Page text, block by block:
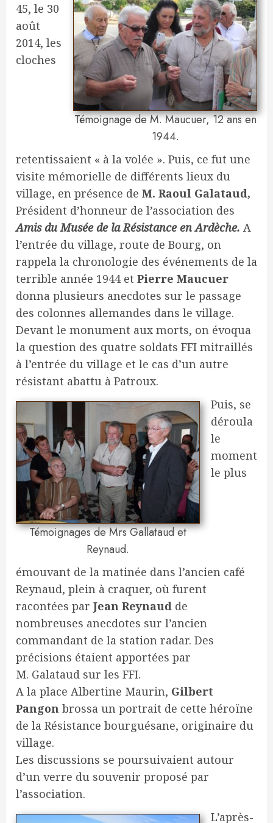
Témoignage de M. Maucuer, 12 ans en
1944.
45, le 30
août
2014, les
cloches
retentissaient « à la volée ». Puis, ce fut une
visite mémorielle de différents lieux du
village, en présence de M. Raoul Galataud,
Président d’honneur de l’association des
Amis du Musée de la Résistance en Ardèche. A
l’entrée du village, route de Bourg, on
rappela la chronologie des événements de la
terrible année 1944 et Pierre Maucuer
donna plusieurs anecdotes sur le passage
des colonnes allemandes dans le village.
Devant le monument aux morts, on évoqua
la question des quatre soldats FFI mitraillés
à l’entrée du village et le cas d’un autre
résistant abattu à Patroux.
Témoignages de Mrs Gallataud et
Reynaud.
Puis, se
déroula
le
moment
le plus
émouvant de la matinée dans l’ancien café
Reynaud, plein à craquer, où furent
racontées par Jean Reynaud de
nombreuses anecdotes sur l’ancien
commandant de la station radar. Des
précisions étaient apportées par
M. Galataud sur les FFI.
A la place Albertine Maurin, Gilbert
Pangon brossa un portrait de cette héroïne
de la Résistance bourguésane, originaire du
village.
Les discussions se poursuivaient autour
d’un verre du souvenir proposé par
l’association.
L’après-